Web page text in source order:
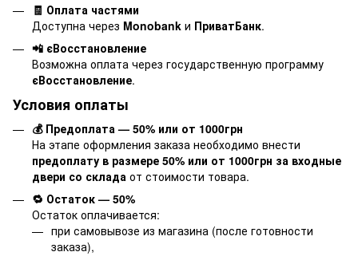
🧾 Оплата частями
Доступна через Monobank и ПриватБанк.
📲 єВосстановление
Возможна оплата через государственную программу
єВосстановление.
Условия оплаты
💰 Предоплата — 50% или от 1000грн
На этапе оформления заказа необходимо внести
предоплату в размере 50% или от 1000грн за входные
двери со склада от стоимости товара.
🔁 Остаток — 50%
Остаток оплачивается:
при самовывозе из магазина (после готовности
заказа),